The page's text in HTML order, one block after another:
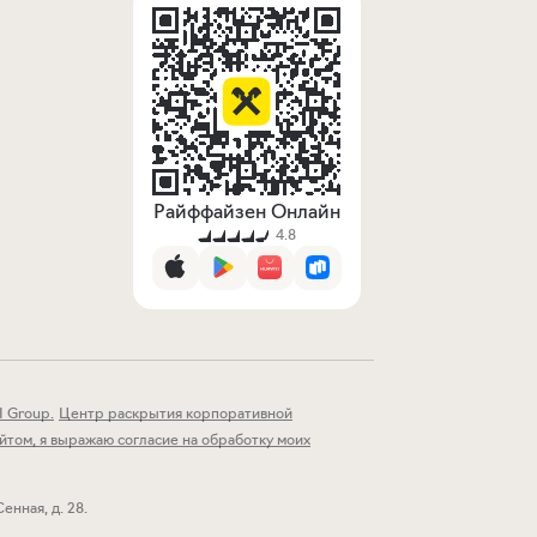
Райффайзен Онлайн
4.8
Group. Центр раскрытия корпоративной
я выражаю согласие на обработку моих
д. 28.